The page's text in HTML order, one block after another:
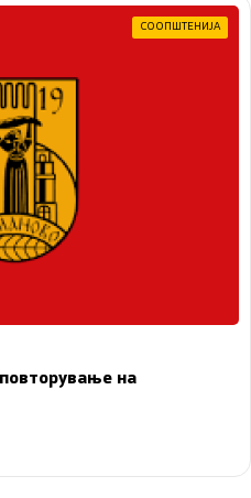
СООПШТЕНИЈА
на